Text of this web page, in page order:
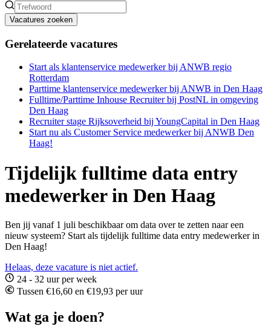
Vacatures zoeken
Gerelateerde vacatures
Start als klantenservice medewerker bij ANWB regio
Rotterdam
Parttime klantenservice medewerker bij ANWB in Den Haag
Fulltime/Parttime Inhouse Recruiter bij PostNL in omgeving
Den Haag
Recruiter stage Rijksoverheid bij YoungCapital in Den Haag
Start nu als Customer Service medewerker bij ANWB Den
Haag!
Tijdelijk fulltime data entry
medewerker in Den Haag
Ben jij vanaf 1 juli beschikbaar om data over te zetten naar een
nieuw systeem? Start als tijdelijk fulltime data entry medewerker in
Den Haag!
Helaas, deze vacature is niet actief.
24 - 32 uur per week
Tussen €16,60 en €19,93 per uur
Wat ga je doen?